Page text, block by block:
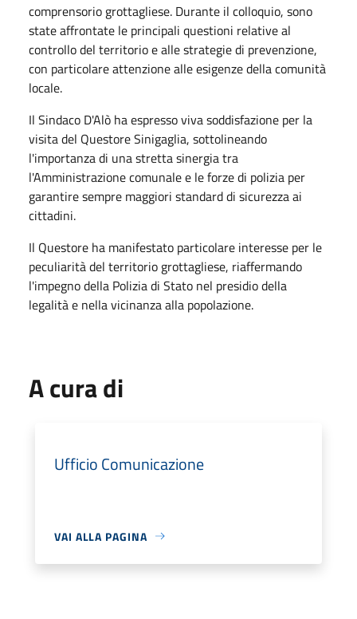
comprensorio grottagliese. Durante il colloquio, sono
state affrontate le principali questioni relative al
controllo del territorio e alle strategie di prevenzione,
con particolare attenzione alle esigenze della comunità
locale.
Il Sindaco D'Alò ha espresso viva soddisfazione per la
visita del Questore Sinigaglia, sottolineando
l'importanza di una stretta sinergia tra
l'Amministrazione comunale e le forze di polizia per
garantire sempre maggiori standard di sicurezza ai
cittadini.
Il Questore ha manifestato particolare interesse per le
peculiarità del territorio grottagliese, riaffermando
l'impegno della Polizia di Stato nel presidio della
legalità e nella vicinanza alla popolazione.
A cura di
Ufficio Comunicazione
VAI ALLA PAGINA